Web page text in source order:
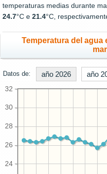
temperaturas medias durante
24.7°C e 21.4°C,
Temperatura del agua
Datos de: año 2026 año
24
26
28
30
32